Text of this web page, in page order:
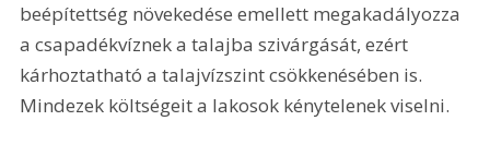
beépítettség növekedése emellett megakadályozza
a csapadékvíznek a talajba szivárgását, ezért
kárhoztatható a talajvízszint csökkenésében is.
Mindezek költségeit a lakosok kénytelenek viselni.